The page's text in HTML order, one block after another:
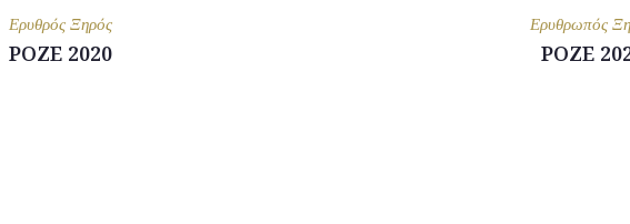
Ερυθρός Ξηρός
ΡΟΖΕ 2020
Ερυθρωπός
ΡΟΖΕ